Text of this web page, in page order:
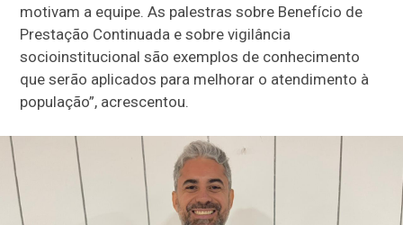
motivam a equipe. As palestras sobre Benefício de
Prestação Continuada e sobre vigilância
socioinstitucional são exemplos de conhecimento
que serão aplicados para melhorar o atendimento à
população”, acrescentou.